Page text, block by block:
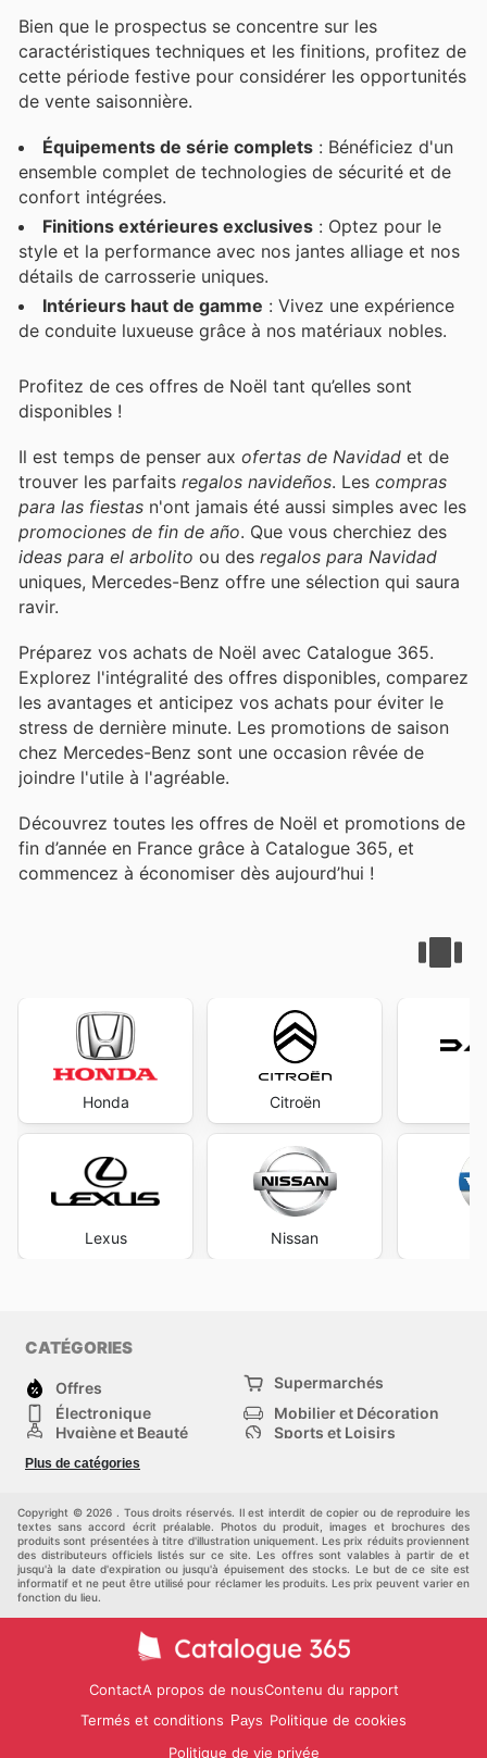
Bien que le prospectus se concentre sur les
caractéristiques techniques et les finitions, profitez de
cette période festive pour considérer les opportunités
de vente saisonnière.
Équipements de série complets : Bénéficiez d'un
ensemble complet de technologies de sécurité et de
confort intégrées.
Finitions extérieures exclusives : Optez pour le
style et la performance avec nos jantes alliage et nos
détails de carrosserie uniques.
Intérieurs haut de gamme : Vivez une expérience
de conduite luxueuse grâce à nos matériaux nobles.
Profitez de ces offres de Noël tant qu’elles sont
disponibles !
Il est temps de penser aux ofertas de Navidad et de
trouver les parfaits regalos navideños. Les compras
para las fiestas n'ont jamais été aussi simples avec les
promociones de fin de año. Que vous cherchiez des
ideas para el arbolito ou des regalos para Navidad
uniques, Mercedes-Benz offre une sélection qui saura
ravir.
Préparez vos achats de Noël avec Catalogue 365.
Explorez l'intégralité des offres disponibles, comparez
les avantages et anticipez vos achats pour éviter le
stress de dernière minute. Les promotions de saison
chez Mercedes-Benz sont une occasion rêvée de
joindre l'utile à l'agréable.
Découvrez toutes les offres de Noël et promotions de
fin d’année en France grâce à Catalogue 365, et
commencez à économiser dès aujourd’hui !
Honda
Lexus
Citroën
Nissan
CATÉGORIES
Offres
Supermarchés
Électronique
Mobilier et Décoration
Hygiène et Beauté
Sports et Loisirs
Mode
Bricolage, jardin et
Plus de catégories
Copyright © 2026 . Tous droits réservés. Il est interdit de copier ou de reproduire les
textes sans accord écrit préalable. Photos du produit, images et brochures des
produits sont présentées à titre d'illustration uniquement. Les prix réduits proviennent
des distributeurs officiels listés sur ce site. Les offres sont valables à partir de et
jusqu'à la date d'expiration ou jusqu'à épuisement des stocks. Le but de ce site est
informatif et ne peut être utilisé pour réclamer les produits. Les prix peuvent varier en
fonction du lieu.
ContactA propos de nousContenu du rapport
Termés et conditions Pays Politique de cookies
Politique de vie privée